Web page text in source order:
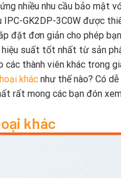
nhiều nhu cầu bảo mật
IPC-GK2DP-3C0W được
đặt đơn giản cho phép
suất tốt nhất từ sản
các thành viên khác trong
khác như thế nào? Có
rất mong các bạn đón
khác